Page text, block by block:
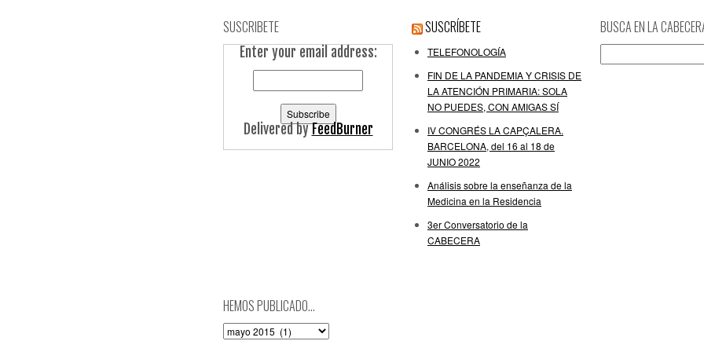
SUSCRIBETE
Enter your email address:
Delivered byFeedBurner
SUSCRÍBETE
TELEFONOLOGÍA
FIN DE LA PANDEMIA Y CRISIS DE
LA ATENCIÓN PRIMARIA: SOLA
NO PUEDES, CON AMIGAS SÍ
IV CONGRÉS LA CAPÇALERA.
BARCELONA, del 16 al 18 de
JUNIO 2022
Análisis sobre la enseñanza de la
Medicina en la Residencia
3er Conversatorio de la
CABECERA
BUSCA EN LA
HEMOS PUBLICADO…
Hemos